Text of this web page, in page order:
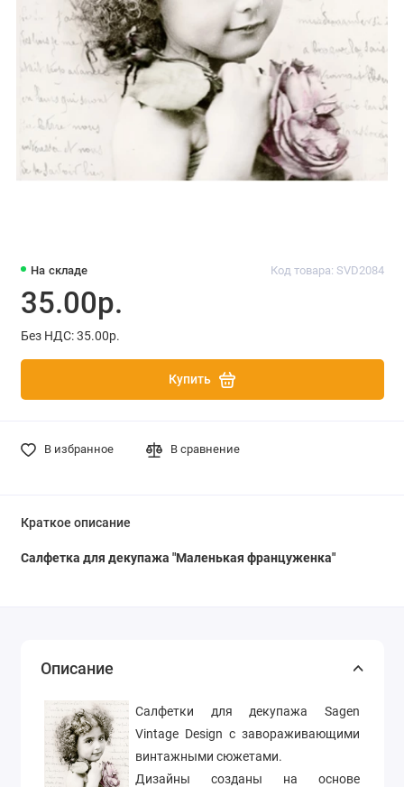
На складе Код товара: SVD2084
35.00р.
Без НДС: 35.00р.
Купить
В избранное В сравнение
Краткое описание
Салфетка для декупажа "Маленькая француженка"
Описание
Салфетки для декупажа Sagen
Vintage Design с завораживающими
винтажными сюжетами.
Дизайны созданы на основе